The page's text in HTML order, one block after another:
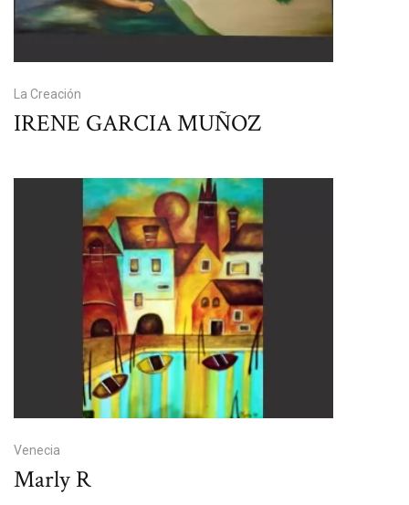
La Creación
IRENE GARCIA MUÑOZ
Venecia
Marly R